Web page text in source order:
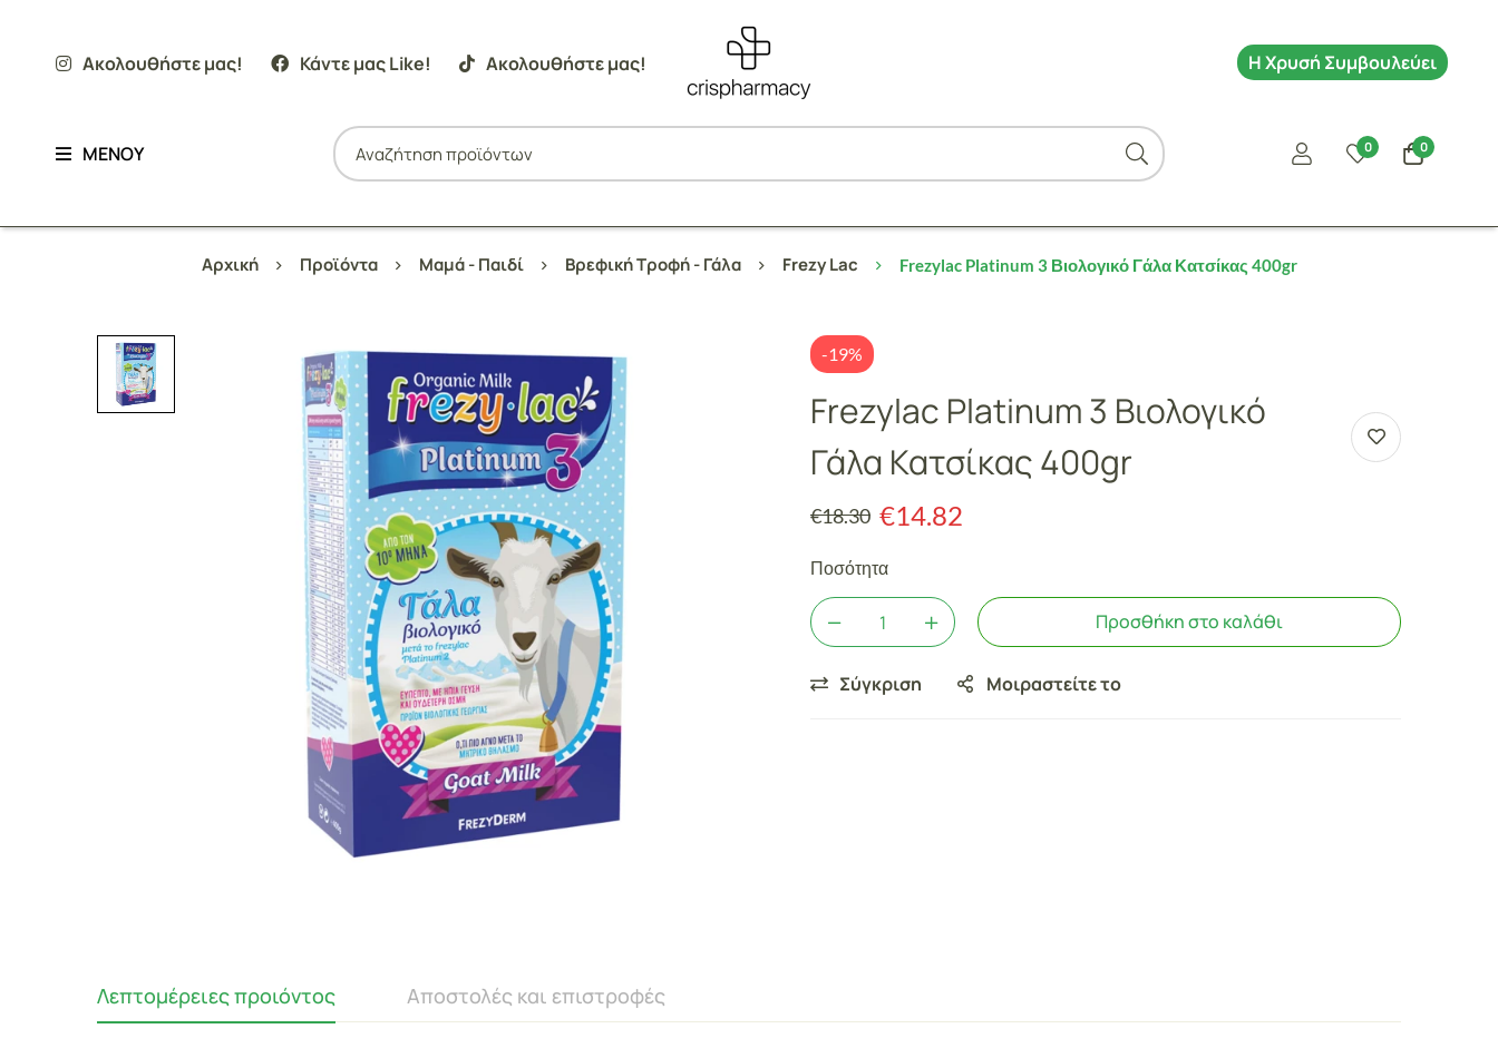
ΜΕΝΟΥ 0 0
Ακολουθήστε μας! Κάντε μας Like! Ακολουθήστε μας! Η Χρυσή Συμβουλεύει
Αρχική Προϊόντα Μαμά - Παιδί Βρεφική Τροφή - Γάλα Frezy Lac Frezylac Platinum 3 Βιολογικό Γάλα Κατσίκας 400gr
-19%
Frezylac Platinum 3 Βιολογικό
Γάλα Κατσίκας 400gr
€18.30 €14.82
Ποσότητα
Προσθήκη στο καλάθι
Σύγκριση Μοιραστείτε το
Λεπτομέρειες προιόντος Αποστολές και επιστροφές